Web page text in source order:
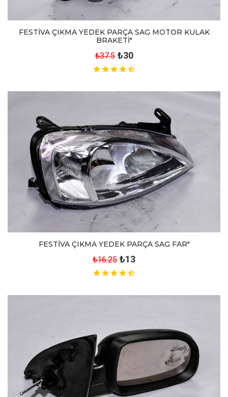
FESTİVA ÇIKMA YEDEK PARÇA SAG MOTOR KULAK
BRAKETİ"
₺37.5 ₺30
FESTİVA ÇIKMA YEDEK PARÇA SAG FAR"
₺16.25 ₺13